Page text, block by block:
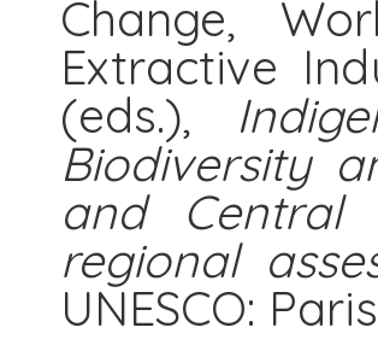
Change,
Extractive
(eds.),
Biodiversity
and Central
regional
UNESCO: